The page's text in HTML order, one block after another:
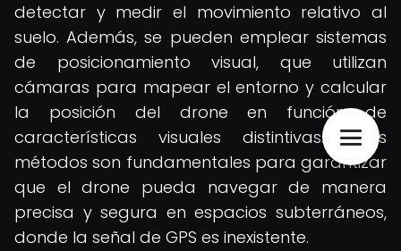
detectar y medir el movimiento relativo al
suelo. Además, se pueden emplear sistemas
de posicionamiento visual, que utilizan
cámaras para mapear el entorno y calcular
la posición del drone en función de
características visuales distintivas. Estos
métodos son fundamentales para garantizar
que el drone pueda navegar de manera
precisa y segura en espacios subterráneos,
donde la señal de GPS es inexistente.